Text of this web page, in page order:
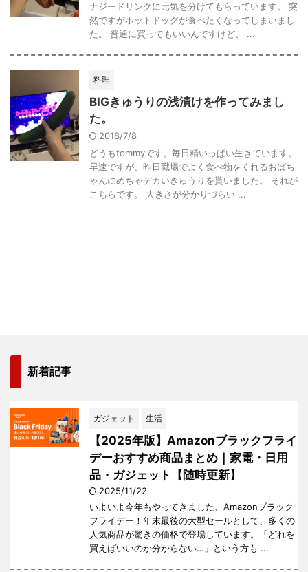
ナジードリンクに元気を分けてもらっています。 突
然ですがホットドッグが食べたくなってしまいまし
た。 普通に買ってもいいんですけど、 ...
料理
BIGきゅうりの浅漬けを作ってみまし
た。
2018/7/8
どうもtommyです。毎日精いっぱい生きています。
早速ですが、昨日職場でよく食べ物をくれるおばち
ゃんにめちゃデカいきゅうりを貰いました。 それが
こちらです。 大きさが分かりづらい ...
新着記事
ガジェット 生活
【2025年版】Amazonブラックフライ
デーおすすめ商品まとめ｜家電・日用
品・ガジェット【随時更新】
2025/11/22
いよいよ今年もやってきました、Amazonブラック
フライデー！年末最後の大型セールとして、多くの
人気商品が驚きの価格で登場しています。「どれを
買えばいいのか分からない…」という方も ...